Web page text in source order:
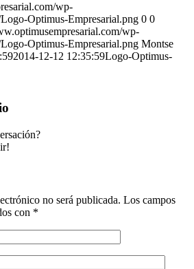
wp-
Optimus-Empresarial.png 0 0
wp-
Optimus-Empresarial.png Montse
2014-12-12 12:35:59Logo-Optimus-
no será publicada. Los campos
con *